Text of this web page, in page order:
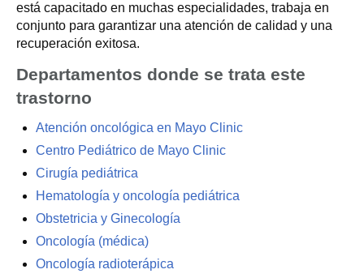
está capacitado en muchas especialidades, trabaja en
conjunto para garantizar una atención de calidad y una
recuperación exitosa.
Departamentos donde se trata este
trastorno
Atención oncológica en Mayo Clinic
Centro Pediátrico de Mayo Clinic
Cirugía pediátrica
Hematología y oncología pediátrica
Obstetricia y Ginecología
Oncología (médica)
Oncología radioterápica